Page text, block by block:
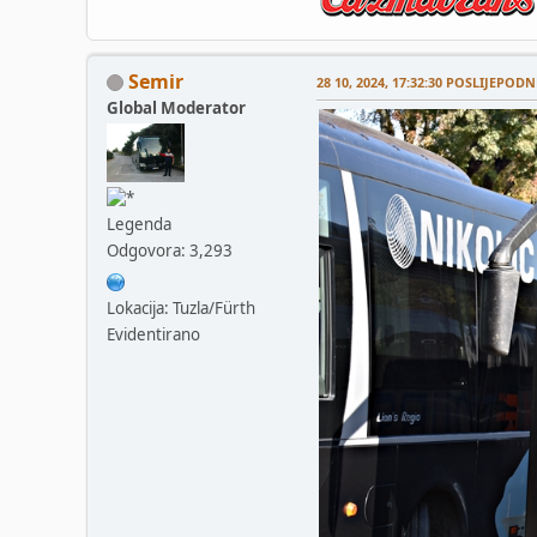
Semir
Global Moderator
Legenda
Odgovora: 3,293
Lokacija: Tuzla/Fürth
Evidentirano
28 10, 2024, 17:32:30